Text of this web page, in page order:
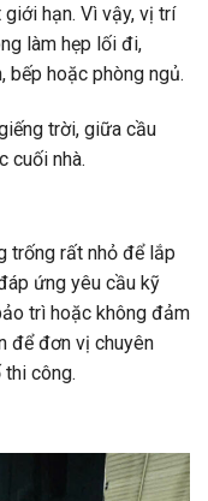
hạn. Vì vậy, vị trí
làm hẹp lối đi,
bếp hoặc phòng ngủ.
trời, giữa cầu
cuối nhà.
trống rất nhỏ để lắp
ứng yêu cầu kỹ
trì hoặc không đảm
để đơn vị chuyên
công.